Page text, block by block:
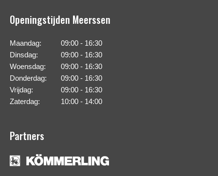
Openingstijden Meerssen
Maandag:
09:00 - 16:30
Dinsdag:
09:00 - 16:30
Woensdag:
09:00 - 16:30
Donderdag:
09:00 - 16:30
Vrijdag:
09:00 - 16:30
Zaterdag:
10:00 - 14:00
Partners